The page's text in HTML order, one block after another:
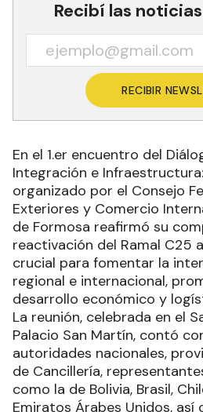
Recibí las
RECIBIR
En el 1.er encuentro del
Integración e
organizado por el Consejo
Exteriores y Comercio
de Formosa reafirmó su
reactivación del Ramal C25
crucial para fomentar la
regional e internacional,
desarrollo económico y
La reunión, celebrada en el
Palacio San Martín, contó
autoridades nacionales,
de Cancillería,
como la de Bolivia, Brasil,
Emiratos Árabes Unidos,